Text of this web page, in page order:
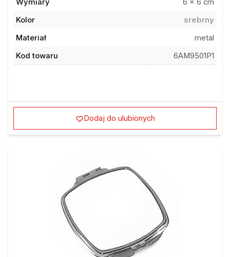
Kolor
srebrny
Materiał
metal
Kod towaru
6AM9501P1
Dodaj do ulubionych